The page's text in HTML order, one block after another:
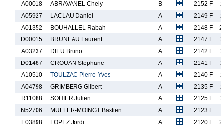
A00018
ABRAVANEL Chely B 2152 F
A05927
LACLAU Daniel A 2149 F
A01352
BOUHALLEL Rabah A 2148 F
D00015
BRUNEAU Laurent A 2147 F
A03237
DIEU Bruno A 2142 F
D01487
CROUAN Stephane A 2141 F
A10510
TOULZAC Pierre-Yves A 2140 F
A04798
GRIMBERG Gilbert A 2135 F
R11088
SOHIER Julien A 2125 F
N52706
MULLER-MOINGT Bastien A 2123 F
E03898
LOPEZ Jordi A 2120 F